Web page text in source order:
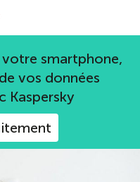
de Kaspersky
smartphone,
vos données
Kaspersky
Robot